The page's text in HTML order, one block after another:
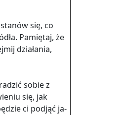
się, co
Pa­mię­taj, że
dzia­ła­nia,
sobie z
się, jak
ci pod­jąć ja­